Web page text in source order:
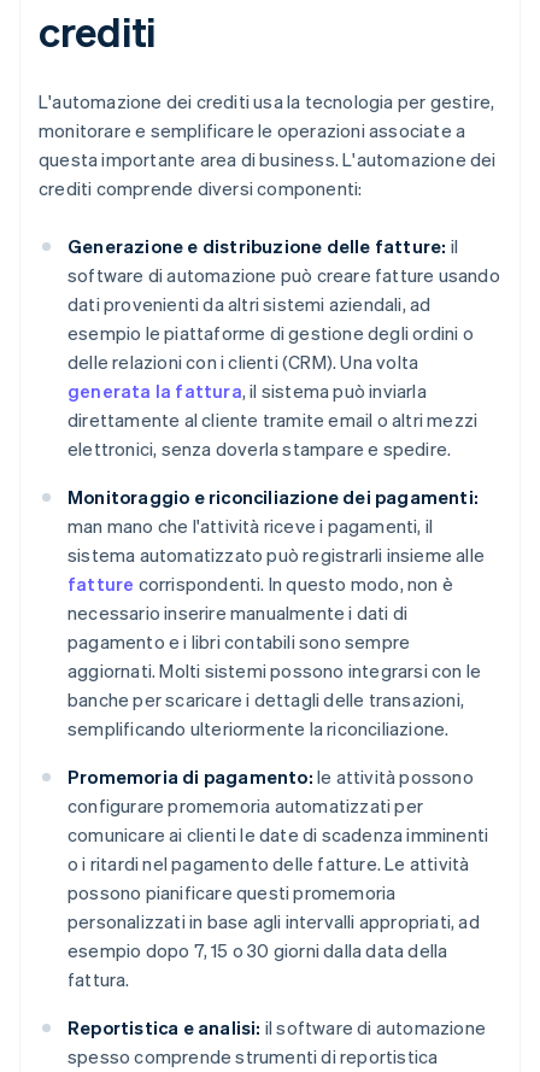
crediti
L'automazione dei crediti usa la tecnologia per gestire,
monitorare e semplificare le operazioni associate a
questa importante area di business. L'automazione dei
crediti comprende diversi componenti:
Generazione e distribuzione delle fatture: il
software di automazione può creare fatture usando
dati provenienti da altri sistemi aziendali, ad
esempio le piattaforme di gestione degli ordini o
delle relazioni con i clienti (CRM). Una volta
generata la fattura, il sistema può inviarla
direttamente al cliente tramite email o altri mezzi
elettronici, senza doverla stampare e spedire.
Monitoraggio e riconciliazione dei pagamenti:
man mano che l'attività riceve i pagamenti, il
sistema automatizzato può registrarli insieme alle
fatture corrispondenti. In questo modo, non è
necessario inserire manualmente i dati di
pagamento e i libri contabili sono sempre
aggiornati. Molti sistemi possono integrarsi con le
banche per scaricare i dettagli delle transazioni,
semplificando ulteriormente la riconciliazione.
Promemoria di pagamento: le attività possono
configurare promemoria automatizzati per
comunicare ai clienti le date di scadenza imminenti
o i ritardi nel pagamento delle fatture. Le attività
possono pianificare questi promemoria
personalizzati in base agli intervalli appropriati, ad
esempio dopo 7, 15 o 30 giorni dalla data della
fattura.
Reportistica e analisi: il software di automazione
spesso comprende strumenti di reportistica